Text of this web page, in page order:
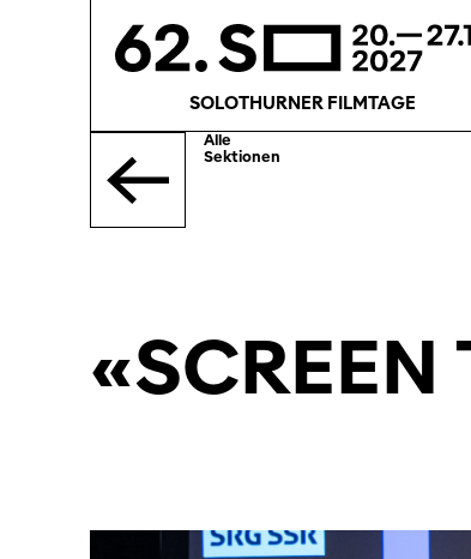
SOLOTHURNER FILMTAGE
Alle
Sektionen